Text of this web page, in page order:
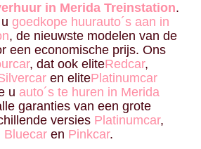
in Merida Treinstation.
ugoedkope huurauto´s aan in
, de nieuwste modelen van de
een economische prijs. Ons
, dat ook eliteRedcar,
en elitePlatinumcar
u auto´s te huren in Merida
garanties van een grote
versies Platinumcar,
Bluecar en Pinkcar.